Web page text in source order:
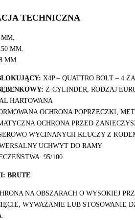
TECHNICZNA
MM.
MM.
MM.
X4P – QUATTRO BOLT – 4
Z-CYLINDER, RODZAJ
HARTOWANA
OCHRONA POPRZECZKI,
OCHRONA PRZED
WYCINANYCH KLUCZY Z
UCHWYT DO RAMY
95/100
BRUTE
NA OBSZARACH O WYSOKIEJ
WYWAŻANIE LUB STOSOWANIE